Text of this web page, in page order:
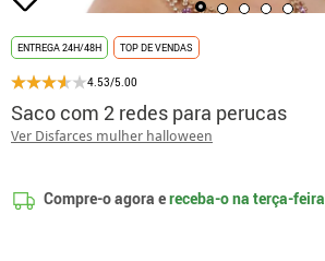
ENTREGA 24H/48H TOP DE VENDAS
4.53/5.00
Saco com 2 redes para perucas
Ver Disfarces mulher halloween
Compre-o agora ereceba-o na terça-feira